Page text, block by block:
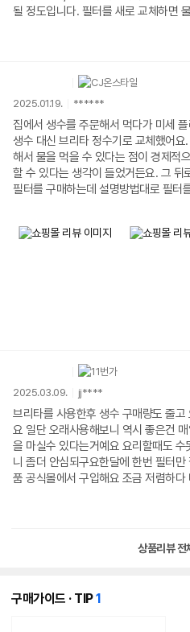
될 정도입니다. 필터를 새로 교체하면
냄새가 거의 느껴지지 않습니다.저희
데, 국이나 찌개 맛도 한결 정돈된 느낌
부담이 없고, 3개입 제품이라 미리 구
는 점도 좋습니다. 교체 시기를 놓치면
한 달 주기로 맞춰서 관리하고 있습니
2025.01.19. ******
집에서 생수를 주문해서 먹다가 미세
생수 대신 브리타 정수기로 교체했어
해서 물을 먹을 수 있다는 점이 경제적
할 수 있다는 생각이 들었거든요. 그 뒤
필터를 구매하는데 설명방법대로 필터
지 않아요. 브리타는 믿고 구매하며 사
다시 한번 사용하는데 물맛의 문제같
2025.03.09. jj****
브리타를 사용한후 생수 구매량도 줄
요 일단 오래사용해보니 역시 좋은건
을 마실수 있다는거예요 요리할때도
니 좀더 안심되구요한달에 한번 필터
품 공식몰에서 구입해요 조금 저렴하
잘 안되거나 오래된듯한 느낌이 들더
건 왜인지 ㅎㅎ브리타 덕분에 항상 깨
상품리뷰 전
구매가이드 · TIP1개